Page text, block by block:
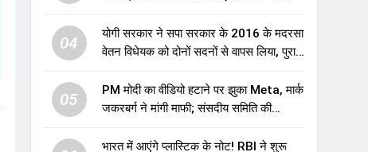
04
योगी सरकार ने सपा सरकार के 2016 के मदरसा
वेतन विधेयक को दोनों सदनों से वापस लिया, पुराने
उठाए सवाल
05
PM मोदी का वीडियो हटाने पर झुका Meta, मार्क
जकरबर्ग ने मांगी माफी; संसदीय समिति की
भारत में आएंगे प्लास्टिक के नोट! RBI ने शुरू